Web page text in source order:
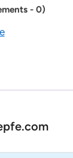
- 0)